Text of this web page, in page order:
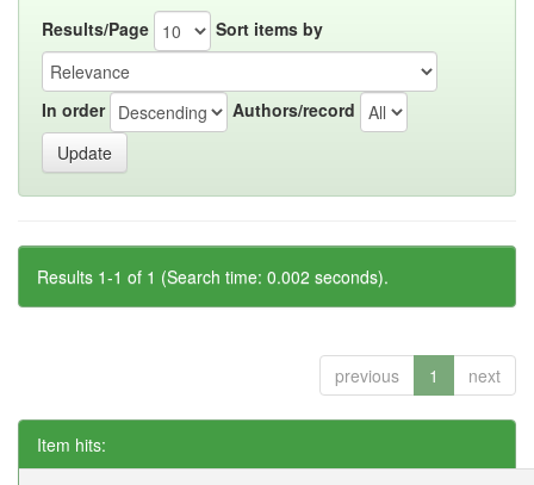
Results/Page Sort items by
In order Authors/record
Results 1-1 of 1 (Search time: 0.002 seconds).
previous 1 next
Item hits: